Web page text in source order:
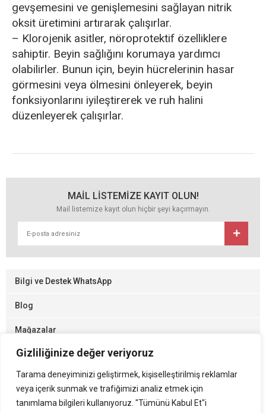
Gizliliğinize değer veriyoruz
Tarama deneyiminizi geliştirmek, kişiselleştirilmiş reklamlar
veya içerik sunmak ve trafiğimizi analiz etmek için
tanımlama bilgileri kullanıyoruz. "Tümünü Kabul Et"i
gevşemesini ve genişlemesini sağlayan nitrik
oksit üretimini artırarak çalışırlar.
– Klorojenik asitler, nöroprotektif özelliklere
sahiptir. Beyin sağlığını korumaya yardımcı
olabilirler. Bunun için, beyin hücrelerinin hasar
görmesini veya ölmesini önleyerek, beyin
fonksiyonlarını iyileştirerek ve ruh halini
düzenleyerek çalışırlar.
MAİL LİSTEMİZE KAYIT OLUN!
Mail listemize kayıt olun hiçbir şeyi kaçırmayın.
Bilgi ve Destek WhatsApp
Blog
Mağazalar
Gizlilik ve Kullanım
Sistemimizde yer alan kullanıcıların oluşturduğu tüm içerik, görüş ve
bilgilerin doğruluğu, eksiksiz ve değişmez olduğu, yayınlanması ile